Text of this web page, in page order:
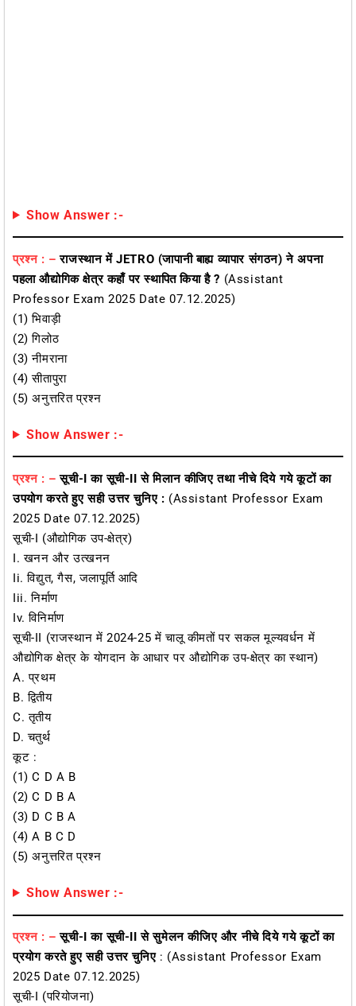
Show Answer :-
प्रश्न : – राजस्थान में JETRO (जापानी बाह्य व्यापार संगठन) ने अपना
पहला औद्योगिक क्षेत्र कहाँ पर स्थापित किया है ? (Assistant
Professor Exam 2025 Date 07.12.2025)
(1) भिवाड़ी
(2) गिलोठ
(3) नीमराना
(4) सीतापुरा
(5) अनुत्तरित प्रश्न
Show Answer :-
प्रश्न : – सूची-I का सूची-II से मिलान कीजिए तथा नीचे दिये गये कूटों का
उपयोग करते हुए सही उत्तर चुनिए : (Assistant Professor Exam
2025 Date 07.12.2025)
सूची-I (औद्योगिक उप-क्षेत्र)
I. खनन और उत्खनन
Ii. विद्युत, गैस, जलापूर्ति आदि
Iii. निर्माण
Iv. विनिर्माण
सूची-II (राजस्थान में 2024-25 में चालू कीमतों पर सकल मूल्यवर्धन में
औद्योगिक क्षेत्र के योगदान के आधार पर औद्योगिक उप-क्षेत्र का स्थान)
A. प्रथम
B. द्वितीय
C. तृतीय
D. चतुर्थ
कूट :
(1) C D A B
(2) C D B A
(3) D C B A
(4) A B C D
(5) अनुत्तरित प्रश्न
Show Answer :-
प्रश्न : – सूची-I का सूची-II से सुमेलन कीजिए और नीचे दिये गये कूटों का
प्रयोग करते हुए सही उत्तर चुनिए: (Assistant Professor Exam
2025 Date 07.12.2025)
सूची-I (परियोजना)